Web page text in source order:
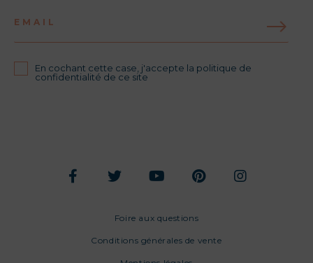
EMAIL
En cochant cette case, j'accepte la politique de
confidentialité de ce site
Foire aux questions
Conditions générales de vente